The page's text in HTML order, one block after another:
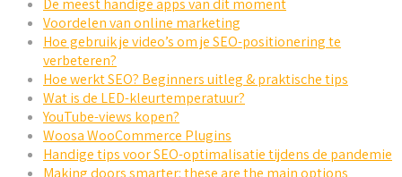
De meest handige apps van dit moment
Voordelen van online marketing
Hoe gebruik je video’s om je SEO-positionering te
verbeteren?
Hoe werkt SEO? Beginners uitleg & praktische tips
Wat is de LED-kleurtemperatuur?
YouTube-views kopen?
Woosa WooCommerce Plugins
Handige tips voor SEO-optimalisatie tijdens de pandemie
Making doors smarter: these are the main options